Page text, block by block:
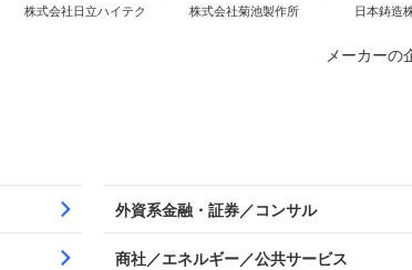
株式会社日立ハイテク 株式会社菊池製作所 日本鋳造
メーカーの
外資系金融・証券／コンサル
商社／エネルギー／公共サービス